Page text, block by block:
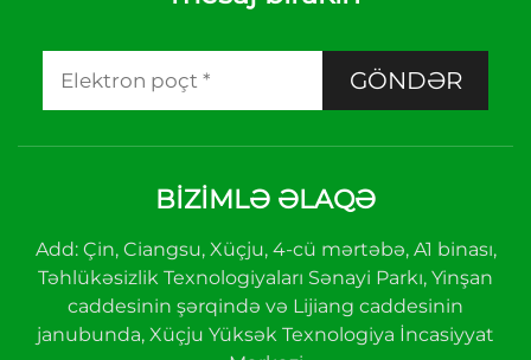
GÖNDƏR
BIZIMLƏ ƏLAQƏ
Add: Çin, Ciangsu, Xüçju, 4-cü mərtəbə, A1 binası,
Təhlükəsizlik Texnologiyaları Sənayi Parkı, Yinşan
caddesinin şərqində və Lijiang caddesinin
janubunda, Xüçju Yüksək Texnologiya İncasiyyat